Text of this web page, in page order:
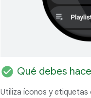
check_circle Qué debes
Utiliza íconos y etiquetas